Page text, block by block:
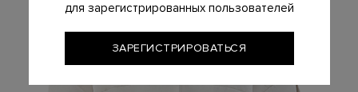
для зарегистрированных пользователей
ЗАРЕГИСТРИРОВАТЬСЯ